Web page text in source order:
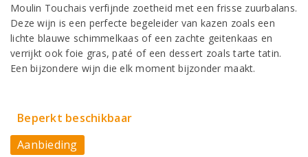
Moulin Touchais verfijnde zoetheid met een frisse zuurbalans.
Deze wijn is een perfecte begeleider van kazen zoals een
lichte blauwe schimmelkaas of een zachte geitenkaas en
verrijkt ook foie gras, paté of een dessert zoals tarte tatin.
Een bijzondere wijn die elk moment bijzonder maakt.
Beperkt beschikbaar
Aanbieding